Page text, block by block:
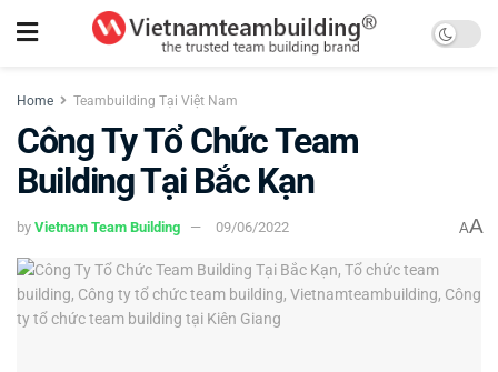
Home Teambuilding Tại Việt Nam
Công Ty Tổ Chức Team
Building Tại Bắc Kạn
by Vietnam Team Building 09/06/2022 AA